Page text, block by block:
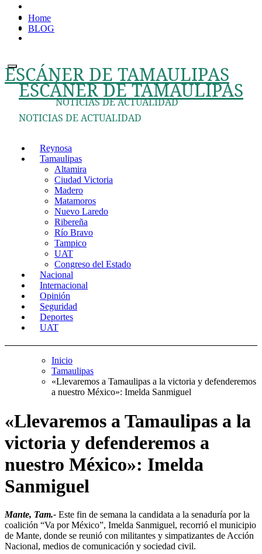
contenido
Home
BLOG
ESCÁNER DE TAMAULIPAS
NOTICIAS DE ACTUALIDAD
ESCÁNER DE TAMAULIPAS
NOTICIAS DE ACTUALIDAD
Reynosa
Tamaulipas
Altamira
Ciudad Victoria
Madero
Matamoros
Nuevo Laredo
Ribereña
Río Bravo
Tampico
UAT
Congreso del Estado
Nacional
Internacional
Opinión
Seguridad
Deportes
UAT
Inicio
Tamaulipas
«Llevaremos a Tamaulipas a la victoria y defenderemos
a nuestro México»: Imelda Sanmiguel
«Llevaremos a Tamaulipas a la
victoria y defenderemos a
nuestro México»: Imelda
Sanmiguel
Mante, Tam.- Este fin de semana la candidata a la senaduría por la
coalición “Va por México”, Imelda Sanmiguel, recorrió el municipio
de Mante, donde se reunió con militantes y simpatizantes de Acción
Nacional, medios de comunicación y sociedad civil.